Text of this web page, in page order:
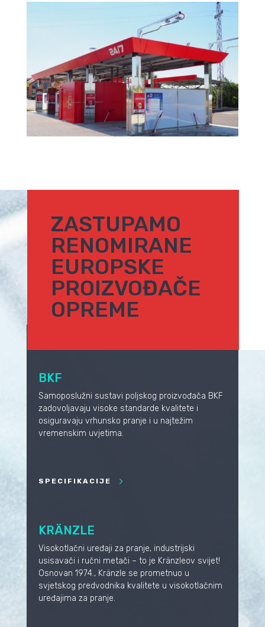
ZASTUPAMO
RENOMIRANE
EUROPSKE
PROIZVOĐAČE
OPREME
BKF
Samoposlužni sustavi poljskog proizvođača BKF
zadovoljavaju visoke standarde kvalitete i
osiguravaju vrhunsko pranje i u najtežim
vremenskim uvjetima.
SPECIFIKACIJE
KRÄNZLE
Visokotlačni uređaji za pranje, industrijski
usisavači i ručni metači – to je Kränzleov svijet!
Osnovan 1974., Kränzle se prometnuo u
svjetskog predvodnika kvalitete u visokotlačnim
uređajima za pranje.